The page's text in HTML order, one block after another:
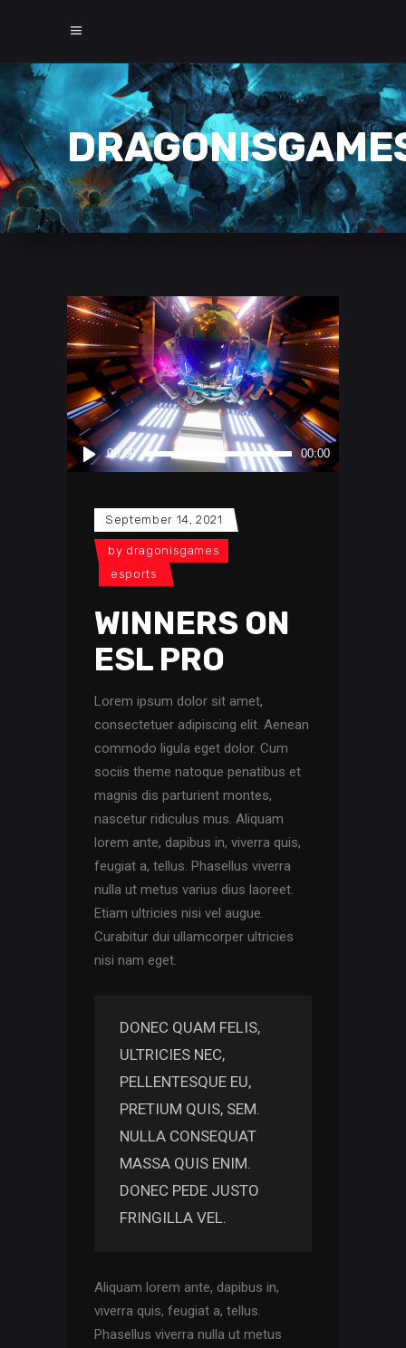
Audio
Player
00:00 00:00
September 14, 2021
by dragonisgames
esports
WINNERS ON
ESL PRO
Lorem ipsum dolor sit amet,
consectetuer adipiscing elit. Aenean
commodo ligula eget dolor. Cum
sociis theme natoque penatibus et
magnis dis parturient montes,
nascetur ridiculus mus. Aliquam
lorem ante, dapibus in, viverra quis,
feugiat a, tellus. Phasellus viverra
nulla ut metus varius dius laoreet.
Etiam ultricies nisi vel augue.
Curabitur dui ullamcorper ultricies
nisi nam eget.
DONEC QUAM FELIS,
ULTRICIES NEC,
PELLENTESQUE EU,
PRETIUM QUIS, SEM.
NULLA CONSEQUAT
MASSA QUIS ENIM.
DONEC PEDE JUSTO
FRINGILLA VEL.
Aliquam lorem ante, dapibus in,
viverra quis, feugiat a, tellus.
Phasellus viverra nulla ut metus